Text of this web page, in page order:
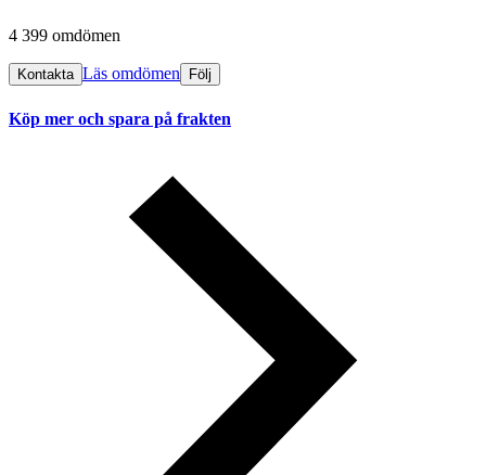
4 399 omdömen
Kontakta Läs omdömen Följ
Köp mer och spara på frakten